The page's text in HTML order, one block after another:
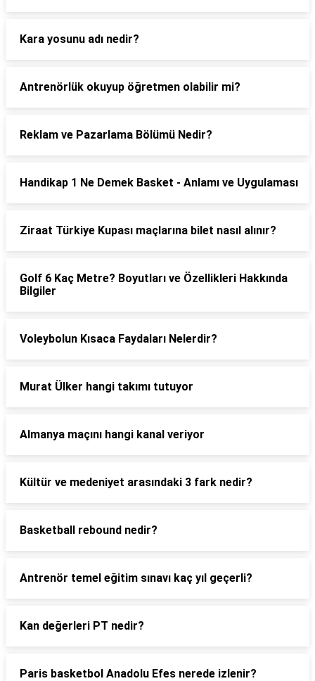
Kara yosunu adı nedir?
Antrenörlük okuyup öğretmen olabilir mi?
Reklam ve Pazarlama Bölümü Nedir?
Handikap 1 Ne Demek Basket - Anlamı ve Uygulaması
Ziraat Türkiye Kupası maçlarına bilet nasıl alınır?
Golf 6 Kaç Metre? Boyutları ve Özellikleri Hakkında
Bilgiler
Voleybolun Kısaca Faydaları Nelerdir?
Murat Ülker hangi takımı tutuyor
Almanya maçını hangi kanal veriyor
Kültür ve medeniyet arasındaki 3 fark nedir?
Basketball rebound nedir?
Antrenör temel eğitim sınavı kaç yıl geçerli?
Kan değerleri PT nedir?
Paris basketbol Anadolu Efes nerede izlenir?